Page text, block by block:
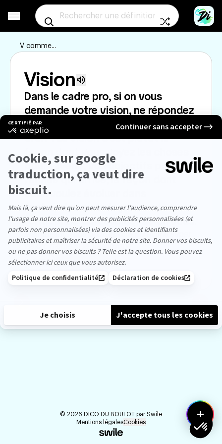
Aller à un mot
V comme...
Vision Écouter la prononciation
Dans le cadre pro, si on vous
demande votre vision, ne répondez
pas "-2 à l'oeil gauche et -1 à l'oeil
droit". La vision c'est plutôt la
façon dont vous voyez les choses
pour l'avenir, vos objectifs pour
l'année qui arrive, la façon dont
vous voulez évoluer dans
l'entreprise ou la façon dont
l'entreprise doit évoluer selon vous.
Maintenant, vous pourrez dire : "J'ai une super
like
2
likes
Partager
© 2026 DICO DU BOULOT par Swile
Mentions légalesCookies
+